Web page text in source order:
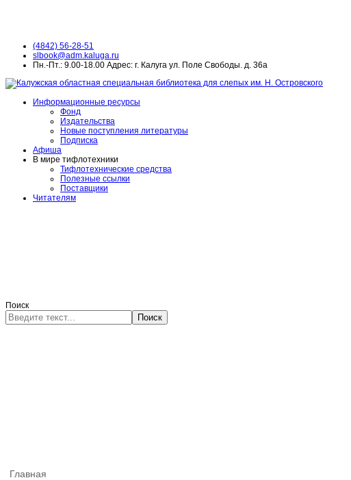
(4842) 56-28-51
slbook@adm.kaluga.ru
Пн.-Пт.: 9.00-18.00 Адрес: г. Калуга ул. Поле Свободы. д. 36а
Информационные ресурсы
Фонд
Издательства
Новые поступления литературы
Подписка
Афиша
В мире тифлотехники
Тифлотехнические средства
Полезные ссылки
Поставщики
Читателям
Поиск
Поиск
Главная